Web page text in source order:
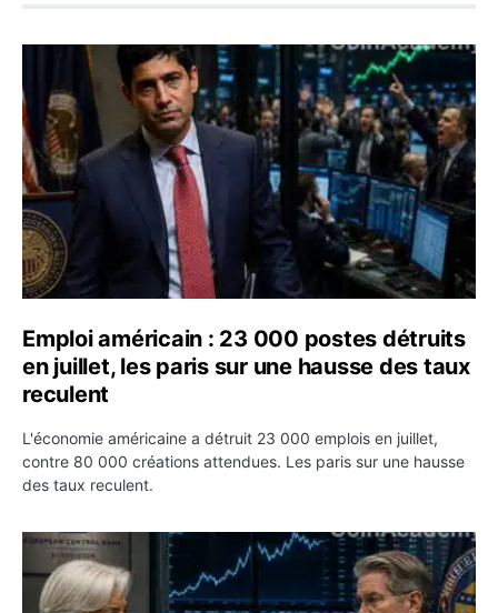
Emploi américain : 23 000 postes détruits en juillet, les
Emploi américain : 23 000 postes détruits
en juillet, les paris sur une hausse des taux
reculent
L'économie américaine a détruit 23 000 emplois en juillet,
contre 80 000 créations attendues. Les paris sur une hausse
des taux reculent.
Yen : Washington a vendu des euros sans prévenir la